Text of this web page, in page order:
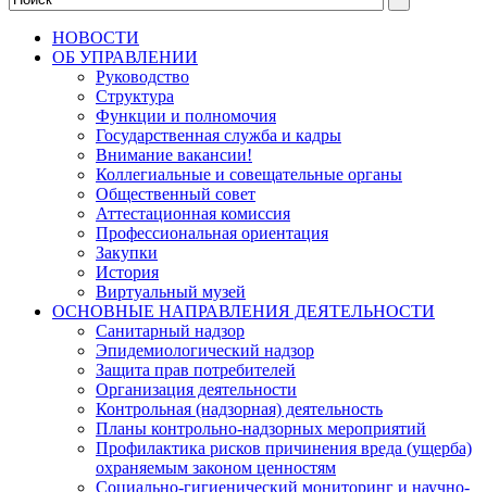
НОВОСТИ
ОБ УПРАВЛЕНИИ
Руководство
Структура
Функции и полномочия
Государственная служба и кадры
Внимание вакансии!
Коллегиальные и совещательные органы
Общественный совет
Аттестационная комиссия
Профессиональная ориентация
Закупки
История
Виртуальный музей
ОСНОВНЫЕ НАПРАВЛЕНИЯ ДЕЯТЕЛЬНОСТИ
Санитарный надзор
Эпидемиологический надзор
Защита прав потребителей
Организация деятельности
Контрольная (надзорная) деятельность
Планы контрольно-надзорных мероприятий
Профилактика рисков причинения вреда (ущерба)
охраняемым законом ценностям
Социально-гигиенический мониторинг и научно-